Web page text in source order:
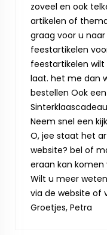
zoveel en ook
artikelen of
graag voor u
feestartikelen
feestartikelen
laat. het me dan
bestellen Ook
Neem snel een
O, jee staat het
website? bel of
eraan kan
Wilt u meer
via de website of
Groetjes, Petra